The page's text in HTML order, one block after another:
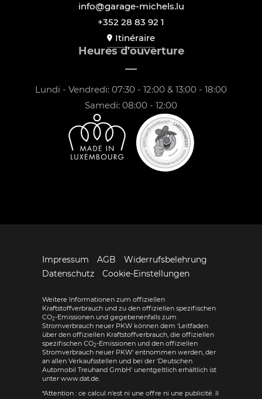
info@garage-michels.lu
+352 28 83 92 1
Itinéraire
Heures d'ouverture
Lundi - Vendredi: 07:30 - 12:00 & 13:00 - 18:00
Samedi: 08:00 - 12:00
Impressum AGB
Widerrufsbelehrung
Datenschutz
Cookie-Einstellungen
Weitere Informationen zum offiziellen
Kraftstoffverbrauch und zu den offiziellen spezifischen
CO2-Emissionen und gegebenenfalls zum
Stromverbrauch neuer PKW können dem 'Leitfaden
über den offiziellen Kraftstoffverbrauch, die offiziellen
spezifischen CO2-Emissionen und den offiziellen
Stromverbrauch neuer PKW' entnommen werden, der
an allen Verkaufsstellen und bei der 'Deutschen
Automobil Treuhand GmbH' unentgeltlich erhältlich ist
unter www.dat.de.
*Attention : ce calcul n'est ni une offre ni une publicité. Il